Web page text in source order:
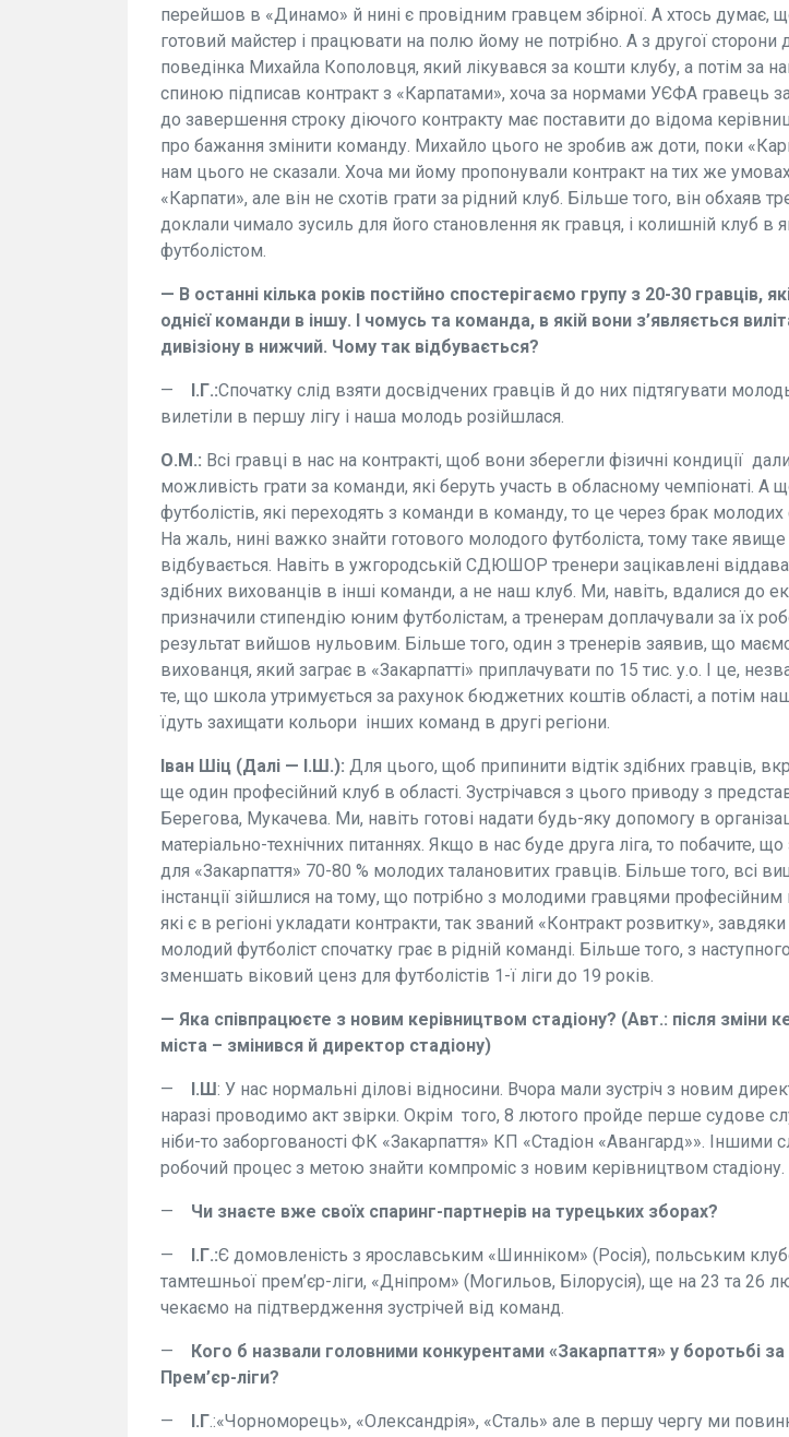
перейшов в «Динамо» й нині є провідним гравцем збірної. А хтось думає,
готовий майстер і працювати на полю йому не потрібно. А з другої сторони
поведінка Михайла Кополовця, який лікувався за кошти клубу, а потім за
спиною підписав контракт з «Карпатами», хоча за нормами УЄФА гравець
до завершення строку діючого контракту має поставити до відома
про бажання змінити команду. Михайло цього не зробив аж доти, поки
нам цього не сказали. Хоча ми йому пропонували контракт на тих же
«Карпати», але він не схотів грати за рідний клуб. Більше того, він обхаяв
доклали чимало зусиль для його становлення як гравця, і колишній клуб в
футболістом.
— В останні кілька років постійно спостерігаємо групу з 20-30 гравців,
однієї команди в іншу. І чомусь та команда, в якій вони з’являється
дивізіону в нижчий. Чому так відбувається?
— І.Г.:Спочатку слід взяти досвідчених гравців й до них підтягувати
вилетіли в першу лігу і наша молодь розійшлася.
О.М.: Всі гравці в нас на контракті, щоб вони зберегли фізичні кондиції
можливість грати за команди, які беруть участь в обласному чемпіонаті. А
футболістів, які переходять з команди в команду, то це через брак молодих
На жаль, нині важко знайти готового молодого футболіста, тому таке явище
відбувається. Навіть в ужгородській СДЮШОР тренери зацікавлені
здібних вихованців в інші команди, а не наш клуб. Ми, навіть, вдалися до
призначили стипендію юним футболістам, а тренерам доплачували за їх
результат вийшов нульовим. Більше того, один з тренерів заявив, що
вихованця, який заграє в «Закарпатті» приплачувати по 15 тис. у.о. І це,
те, що школа утримується за рахунок бюджетних коштів області, а потім
їдуть захищати кольори інших команд в другі регіони.
Іван Шіц (Далі — І.Ш.): Для цього, щоб припинити відтік здібних гравців,
ще один професійний клуб в області. Зустрічався з цього приводу з
Берегова, Мукачева. Ми, навіть готові надати будь-яку допомогу в
матеріально-технічних питаннях. Якщо в нас буде друга ліга, то побачите,
для «Закарпаття» 70-80 % молодих талановитих гравців. Більше того, всі
інстанції зійшлися на тому, що потрібно з молодими гравцями
які є в регіоні укладати контракти, так званий «Контракт розвитку»,
молодий футболіст спочатку грає в рідній команді. Більше того, з
зменшать віковий ценз для футболістів 1-ї ліги до 19 років.
— Яка співпрацюєте з новим керівництвом стадіону? (Авт.: після зміни
міста – змінився й директор стадіону)
— І.Ш: У нас нормальні ділові відносини. Вчора мали зустріч з новим
наразі проводимо акт звірки. Окрім того, 8 лютого пройде перше судове
ніби-то заборгованості ФК «Закарпаття» КП «Стадіон «Авангард»». Іншими
робочий процес з метою знайти компроміс з новим керівництвом стадіону.
— Чи знаєте вже своїх спаринг-партнерів на турецьких зборах?
— І.Г.:Є домовленість з ярославським «Шинніком» (Росія), польським
тамтешньої прем’єр-ліги, «Дніпром» (Могильов, Білорусія), ще на 23 та 26
чекаємо на підтвердження зустрічей від команд.
—
Кого б назвали головними конкурентами «Закарпаття» у боротьбі за
Прем’єр-ліги?
— І.Г.:«Чорноморець», «Олександрія», «Сталь» але в першу чергу ми